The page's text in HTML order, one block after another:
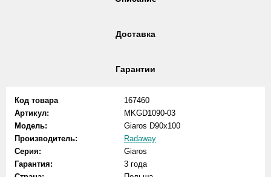
Доставка
Гарантии
Код товара
167460
Артикул:
MKGD1090-03
Модель:
Giaros D90x100
Производитель:
Radaway
Серия:
Giaros
Гарантия:
3 года